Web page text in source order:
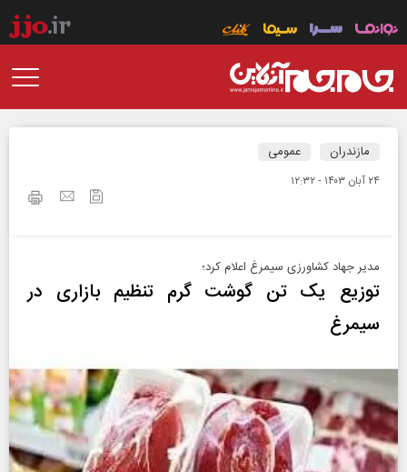
مازندران عمومی
۲۴ آبان ۱۴۰۳ - ۱۲:۳۲
مدیر جهاد کشاورزی سیمرغ اعلام کرد؛
توزیع یک تن گوشت گرم تنظیم بازاری در
سیمرغ